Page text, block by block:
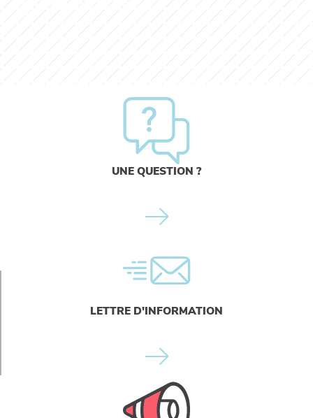
UNE QUESTION ?
LETTRE D'INFORMATION